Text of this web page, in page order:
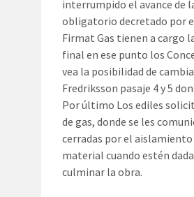
interrumpido el avance de
obligatorio decretado por
Firmat Gas tienen a cargo
final en ese punto los
vea la posibilidad de
Fredriksson pasaje 4 y 5
Por último Los ediles
de gas, donde se les
cerradas por el
material cuando estén
culminar la obra.